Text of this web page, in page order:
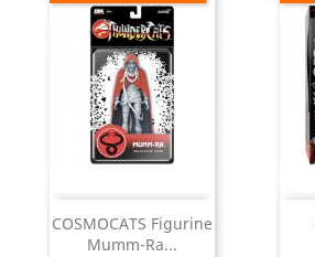
COSMOCATS Figurine
Mumm-Ra...